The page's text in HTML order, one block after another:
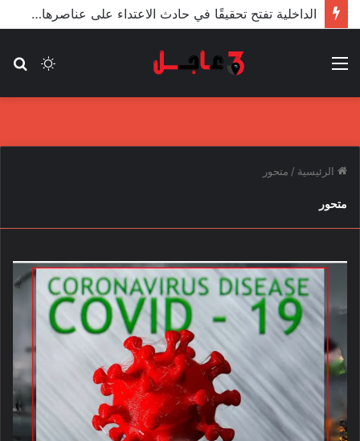
الداخلية تفتح تحقيقًا في حادث الاعتداء على عناصرها من قبل مندسين في المظاهرات
الوضع
الرئيسية / متحور
متحور